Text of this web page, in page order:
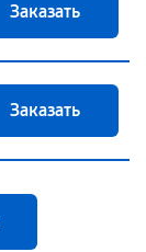
Заказать
Заказать